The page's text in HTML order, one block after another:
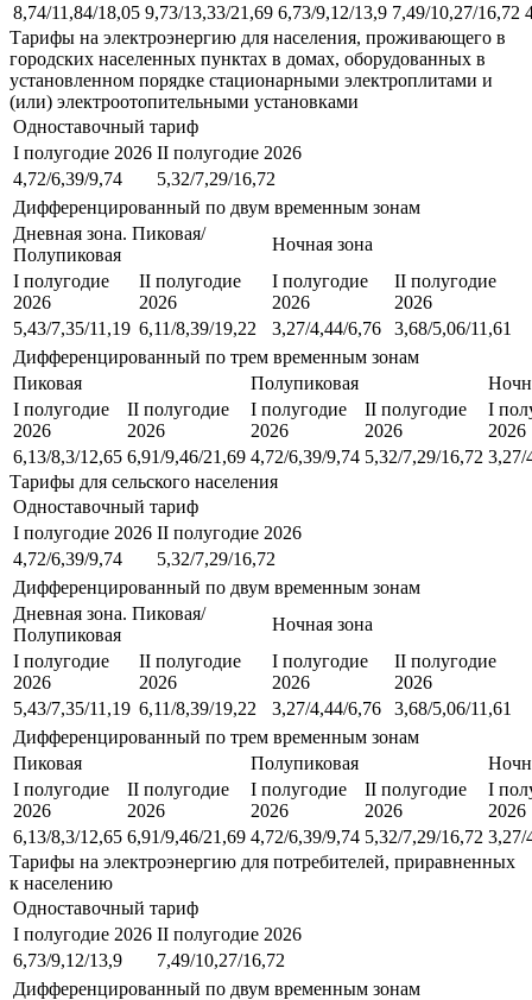
8,74/11,84/18,05 9,73/13,33/21,69 6,73/9,12/13,9 7,49/10,27/16,72
Тарифы на электроэнергию для населения, проживающего в
городских населенных пунктах в домах, оборудованных в
установленном порядке стационарными электроплитами и
(или) электроотопительными установками
Одноставочный тариф
I полугодие 2026 II полугодие 2026
4,72/6,39/9,74
5,32/7,29/16,72
Дифференцированный по двум временным зонам
Дневная зона. Пиковая/
Полупиковая
Ночная зона
I полугодие
2026
II полугодие
2026
I полугодие
2026
II полугодие
2026
5,43/7,35/11,19 6,11/8,39/19,22 3,27/4,44/6,76
3,68/5,06/11,61
Дифференцированный по трем временным зонам
Пиковая
Полупиковая
I полугодие
2026
II полугодие
2026
I полугодие
2026
II полугодие
2026
I
2026
6,13/8,3/12,65 6,91/9,46/21,69 4,72/6,39/9,74 5,32/7,29/16,72 3,27/
Тарифы для сельского населения
Одноставочный тариф
I полугодие 2026 II полугодие 2026
4,72/6,39/9,74
5,32/7,29/16,72
Дифференцированный по двум временным зонам
Дневная зона. Пиковая/
Полупиковая
Ночная зона
I полугодие
2026
II полугодие
2026
I полугодие
2026
II полугодие
2026
5,43/7,35/11,19 6,11/8,39/19,22 3,27/4,44/6,76
3,68/5,06/11,61
Дифференцированный по трем временным зонам
Пиковая
Полупиковая
I полугодие
2026
II полугодие
2026
I полугодие
2026
II полугодие
2026
I
2026
6,13/8,3/12,65 6,91/9,46/21,69 4,72/6,39/9,74 5,32/7,29/16,72 3,27/
Тарифы на электроэнергию для потребителей, приравненных
к населению
Одноставочный тариф
I полугодие 2026 II полугодие 2026
6,73/9,12/13,9
7,49/10,27/16,72
Дифференцированный по двум временным зонам